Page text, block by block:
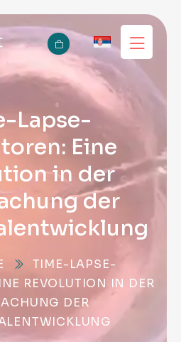
Lapse-
Eine
in der
der
TIME-LAPSE-
REVOLUTION IN DER
DER